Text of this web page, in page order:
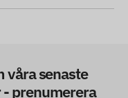
våra senaste
prenumerera